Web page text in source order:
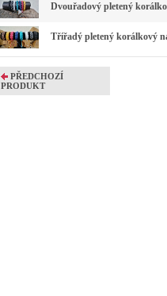
Dvouřadový pletený
Třířadý pletený korálkový
PŘEDCHOZÍ
PRODUKT